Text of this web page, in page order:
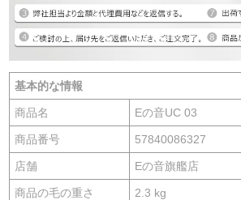
基本的な情報
商品名 Eの音UC 03
商品番号 57840086327
店舗 Eの音旗艦店
商品の毛の重さ 2.3 kg